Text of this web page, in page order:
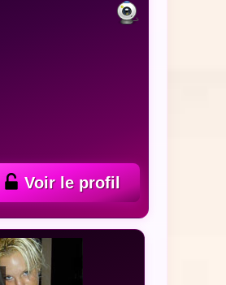
Voir le profil